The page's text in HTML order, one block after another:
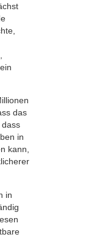
das
dass
in
kann,
in